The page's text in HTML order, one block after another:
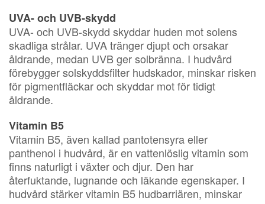
UVA- och UVB-skydd
UVA- och UVB-skydd skyddar huden mot solens
skadliga strålar. UVA tränger djupt och orsakar
åldrande, medan UVB ger solbränna. I hudvård
förebygger solskyddsfilter hudskador, minskar risken
för pigmentfläckar och skyddar mot för tidigt
åldrande.
Vitamin B5
Vitamin B5, även kallad pantotensyra eller
panthenol i hudvård, är en vattenlöslig vitamin som
finns naturligt i växter och djur. Den har
återfuktande, lugnande och läkande egenskaper. I
hudvård stärker vitamin B5 hudbarriären, minskar